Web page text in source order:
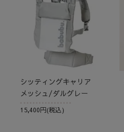
シッティングキャリア
メッシュ/ダルグレー
15,400円(税込)